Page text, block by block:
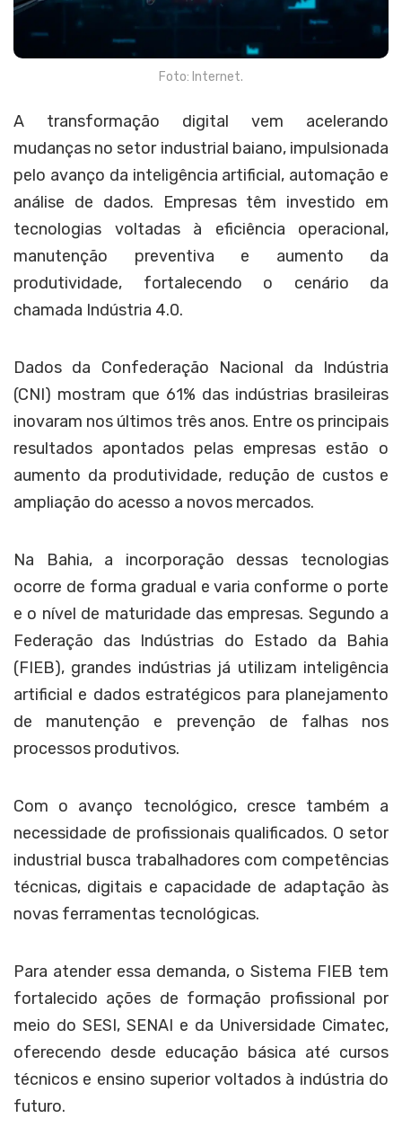
Foto: Internet.
A transformação digital vem acelerando
mudanças no setor industrial baiano, impulsionada
pelo avanço da inteligência artificial, automação e
análise de dados. Empresas têm investido em
tecnologias voltadas à eficiência operacional,
manutenção preventiva e aumento da
produtividade, fortalecendo o cenário da
chamada Indústria 4.0.
Dados da Confederação Nacional da Indústria
(CNI) mostram que 61% das indústrias brasileiras
inovaram nos últimos três anos. Entre os principais
resultados apontados pelas empresas estão o
aumento da produtividade, redução de custos e
ampliação do acesso a novos mercados.
Na Bahia, a incorporação dessas tecnologias
ocorre de forma gradual e varia conforme o porte
e o nível de maturidade das empresas. Segundo a
Federação das Indústrias do Estado da Bahia
(FIEB), grandes indústrias já utilizam inteligência
artificial e dados estratégicos para planejamento
de manutenção e prevenção de falhas nos
processos produtivos.
Com o avanço tecnológico, cresce também a
necessidade de profissionais qualificados. O setor
industrial busca trabalhadores com competências
técnicas, digitais e capacidade de adaptação às
novas ferramentas tecnológicas.
Para atender essa demanda, o Sistema FIEB tem
fortalecido ações de formação profissional por
meio do SESI, SENAI e da Universidade Cimatec,
oferecendo desde educação básica até cursos
técnicos e ensino superior voltados à indústria do
futuro.